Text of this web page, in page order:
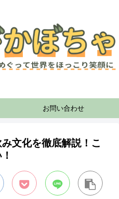
お問い合わせ
文化を徹底解説！こ